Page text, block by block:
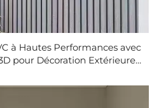
à Hautes Performances avec
pour Décoration Extérieure